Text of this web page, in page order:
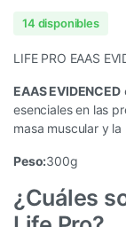
14 disponibles
LIFE PRO EAAS
EAAS EVIDENCED
esenciales en las
masa muscular y
Peso:300g
¿Cuáles